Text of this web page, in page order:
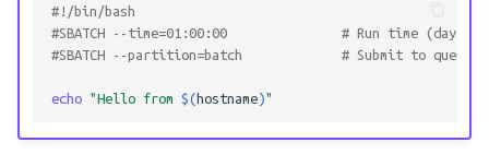
γ
υπηρεσίες Cloud
Μεταφορά αρχείων μέσω
Επεξεργαστές κειμένου
(Text Editors)
Γλώσσες
Προγραμματισμού
Life sciences
#!/bin/bash
#SBATCH --time=01:00:00               # Run time (days-
#SBATCH --partition=batch             # Submit to queue/
echo "Hello from $( hostname)"